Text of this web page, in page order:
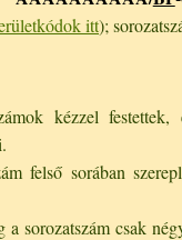
itt);
kézzel
felső sorában
a sorozatszám csak